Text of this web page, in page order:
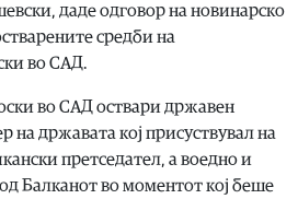
даде одговор на новинарско
средби на
во САД.
во САД оствари државен
на државата кој присуствувал на
претседател, а воедно и
Балканот во моментот кој беше